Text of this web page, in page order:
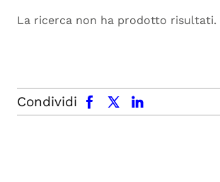
La ricerca non ha prodotto risultati.
Condividi
facebook x.com linkedin